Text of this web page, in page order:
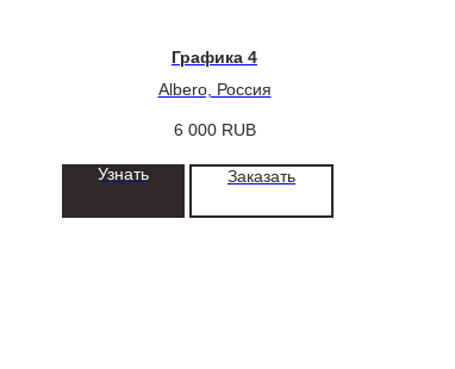
Графика 4
Albero, Россия
6 000 RUB
Узнать Заказать